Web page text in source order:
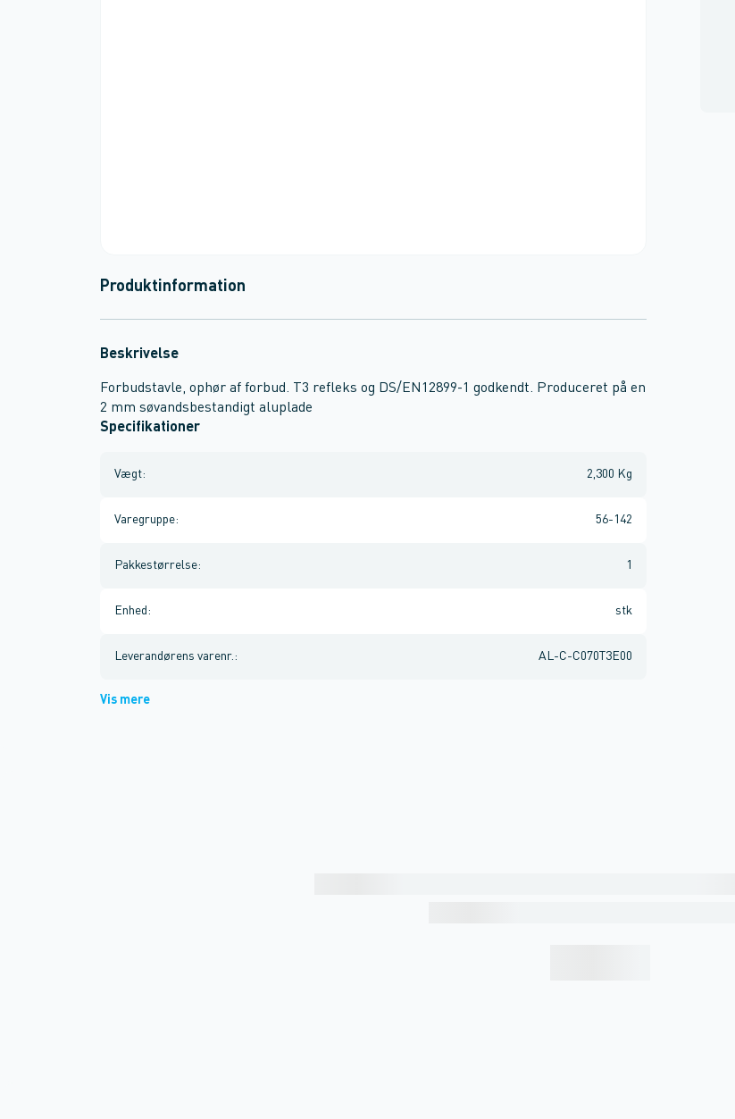
Produktinformation
Beskrivelse
Forbudstavle, ophør af forbud. T3 refleks og DS/EN12899-1 godkendt. Produceret på en
2 mm søvandsbestandigt aluplade
Specifikationer
Vægt: 2,300 Kg
Varegruppe: 56-142
Pakkestørrelse: 1
Enhed : stk
Leverandørens varenr. : AL-C-C070T3E00
Vis mere